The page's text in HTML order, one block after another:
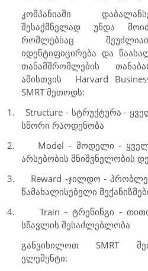
კომპანიაში
შესაქმნელად უნდა
რომლებსაც
იდენტიფიცირება და
თანამშრომლების
ამისთვის
Harvard
SMRTმეთოდს:
1.
Structure - სტრუქტურა -
სწორი რაოდენობა
2.
Model - მოდელი -
არსებობის მნიშვნელობის
3.
Reward -ჯილდო -
წამახალისებელი
4.
Train -ტრენინგი -
სწავლის შესაძლებლობა
განვიხილოთSMRT
ელემენტი: